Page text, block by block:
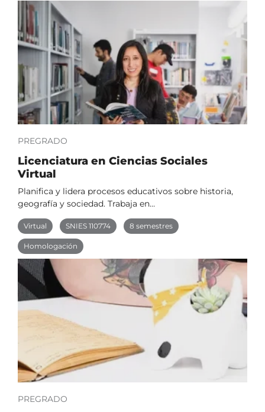
PREGRADO
Licenciatura en Ciencias Sociales
Virtual
Planifica y lidera procesos educativos sobre historia,
geografía y sociedad. Trabaja en…
Virtual SNIES 110774 8 semestres
Homologación
PREGRADO